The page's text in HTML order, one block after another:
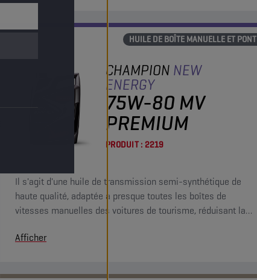
HUILE DE BOÎTE MANUELLE ET PONT
CHAMPION NEW
ENERGY
75W-80 MV
PREMIUM
PRODUIT : 2219
Il s'agit d'une huile de transmission semi-synthétique de
haute qualité, adaptée à presque toutes les boîtes de
vitesses manuelles des voitures de tourisme, réduisant la
Afficher